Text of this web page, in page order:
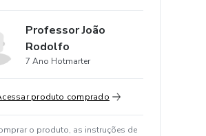
Professor João
Rodolfo
7 Ano Hotmarter
produto comprado
o produto, as instruções de